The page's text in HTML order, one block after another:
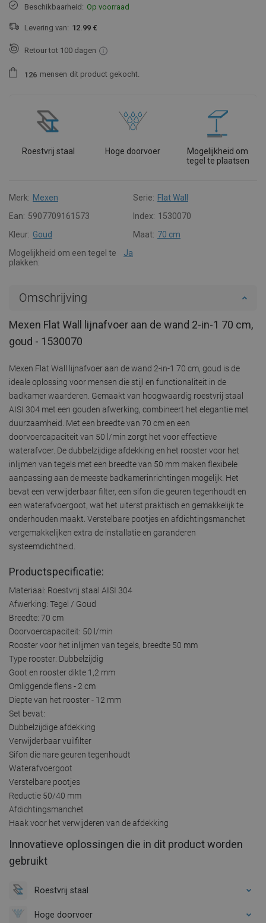
Beschikbaarheid: Op voorraad
Levering van: 12.99 €
Retour tot 100 dagen
1 26 mensen dit product gekocht.
Roestvrij staal Hoge doorvoer
Mogelijkheid om
tegel te plaatsen
Merk: Mexen Serie: Flat Wall
Ean: 5907709161573 Index: 1530070
Kleur: Goud Maat: 70 cm
Mogelijkheid om een tegel te
plakken:
Ja
Omschrijving
Mexen Flat Wall lijnafvoer aan de wand 2-in-1 70 cm,
goud - 1530070
Mexen Flat Wall lijnafvoer aan de wand 2-in-1 70 cm, goud is de
ideale oplossing voor mensen die stijl en functionaliteit in de
badkamer waarderen. Gemaakt van hoogwaardig roestvrij staal
AISI 304 met een gouden afwerking, combineert het elegantie met
duurzaamheid. Met een breedte van 70 cm en een
doorvoercapaciteit van 50 l/min zorgt het voor effectieve
waterafvoer. De dubbelzijdige afdekking en het rooster voor het
inlijmen van tegels met een breedte van 50 mm maken flexibele
aanpassing aan de meeste badkamerinrichtingen mogelijk. Het
bevat een verwijderbaar filter, een sifon die geuren tegenhoudt en
een waterafvoergoot, wat het uiterst praktisch en gemakkelijk te
onderhouden maakt. Verstelbare pootjes en afdichtingsmanchet
vergemakkelijken extra de installatie en garanderen
systeemdichtheid.
Productspecificatie:
Materiaal: Roestvrij staal AISI 304
Afwerking: Tegel / Goud
Breedte: 70 cm
Doorvoercapaciteit: 50 l/min
Rooster voor het inlijmen van tegels, breedte 50 mm
Type rooster: Dubbelzijdig
Goot en rooster dikte 1,2 mm
Omliggende flens - 2 cm
Diepte van het rooster - 12 mm
Set bevat:
Dubbelzijdige afdekking
Verwijderbaar vuilfilter
Sifon die nare geuren tegenhoudt
Waterafvoergoot
Verstelbare pootjes
Reductie 50/40 mm
Afdichtingsmanchet
Haak voor het verwijderen van de afdekking
Innovatieve oplossingen die in dit product worden
gebruikt
Roestvrij staal
Hoge doorvoer